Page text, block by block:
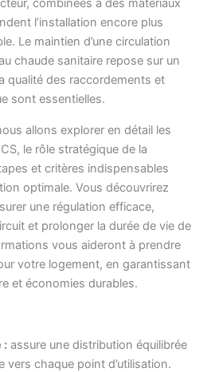
combinées à des matériaux
l’installation encore plus
Le maintien d’une circulation
chaude sanitaire repose sur un
qualité des raccordements et
sont essentielles.
allons explorer en détail les
le rôle stratégique de la
et critères indispensables
optimale. Vous découvrirez
une régulation efficace,
et prolonger la durée de vie de
vous aideront à prendre
votre logement, en garantissant
et économies durables.
: assure une distribution équilibrée
vers chaque point d’utilisation.